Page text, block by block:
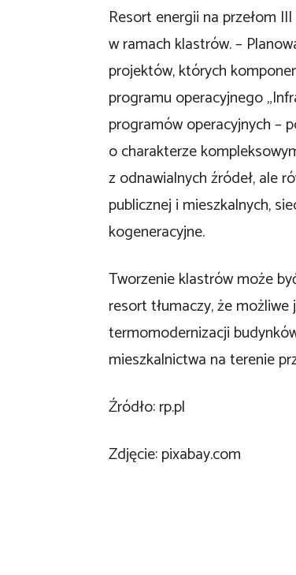
Resort energii na przełom
w ramach klastrów. –
projektów, których
programu operacyjnego
programów operacyjnych –
o charakterze
z odnawialnych źródeł, ale
publicznej i mieszkalnych,
kogeneracyjne.
Tworzenie klastrów może
resort tłumaczy, że
termomodernizacji
mieszkalnictwa na terenie
Źródło: rp.pl
Zdjęcie: pixabay.com